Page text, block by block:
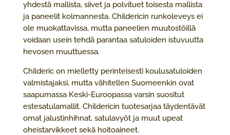
yhdestä mallista, siivet ja polvituet toisesta mallista
ja paneelit kolmannesta. Childericin runkoleveys ei
ole muokattavissa, mutta paneelien muutostöillä
voidaan usein tehdä parantaa satuloiden istuvuutta
hevosen muuttuessa.
Childeric on mielletty perinteisesti koulusatuloiden
valmistajaksi, mutta vähitellen Suomeenkin ovat
saapumassa Keski-Euroopassa varsin suositut
estesatulamallit. Childericin tuotesarjaa täydentävät
omat jalustinhihnat, satulavyöt ja muut upeat
oheistarvikkeet sekä hoitoaineet.